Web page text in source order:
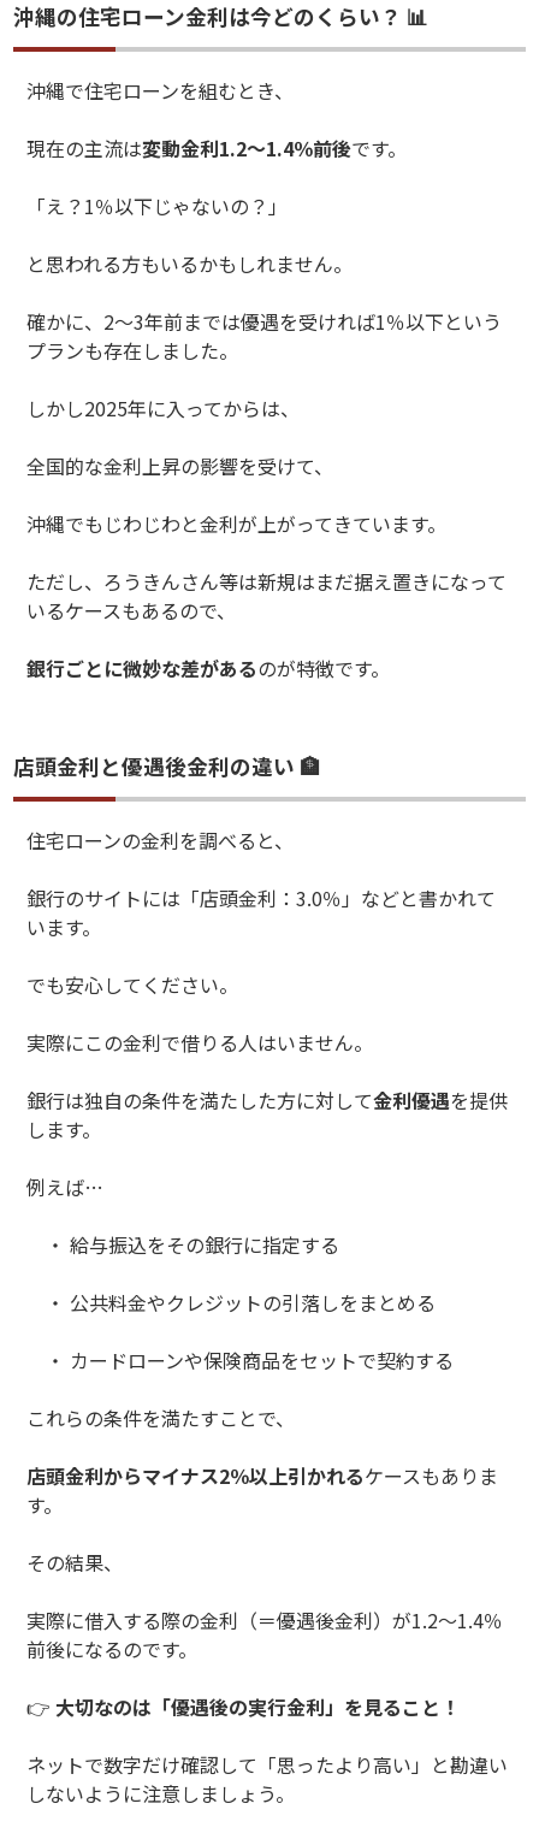
沖縄の住宅ローン金利は今どのくらい？ 📊
沖縄で住宅ローンを組むとき、
現在の主流は変動金利1.2〜1.4％前後です。
「え？1％以下じゃないの？」
と思われる方もいるかもしれません。
確かに、2〜3年前までは優遇を受ければ1％以下という
プランも存在しました。
しかし2025年に入ってからは、
全国的な金利上昇の影響を受けて、
沖縄でもじわじわと金利が上がってきています。
ただし、ろうきんさん等は新規はまだ据え置きになって
いるケースもあるので、
銀行ごとに微妙な差があるのが特徴です。
店頭金利と優遇後金利の違い 🏦
住宅ローンの金利を調べると、
銀行のサイトには「店頭金利：3.0％」などと書かれて
います。
でも安心してください。
実際にこの金利で借りる人はいません。
銀行は独自の条件を満たした方に対して金利優遇を提供
します。
例えば…
・ 給与振込をその銀行に指定する
・ 公共料金やクレジットの引落しをまとめる
・ カードローンや保険商品をセットで契約する
これらの条件を満たすことで、
店頭金利からマイナス2％以上引かれるケースもありま
す。
その結果、
実際に借入する際の金利（＝優遇後金利）が1.2〜1.4％
前後になるのです。
👉 大切なのは「優遇後の実行金利」を見ること！
ネットで数字だけ確認して「思ったより高い」と勘違い
しないように注意しましょう。